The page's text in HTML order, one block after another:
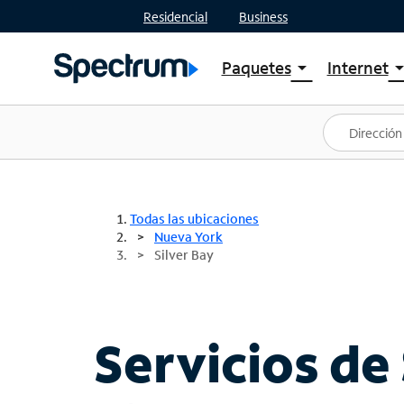
Residencial Business
Paquetesarrow_drop_down
Ver paquetes
Spectrum One
Mejores ofertas
Internetarrow_drop_down
Planes
Todas las ubicaciones
Nueva York
Silver Bay
Servicios